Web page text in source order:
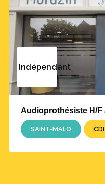
Indépendant
Audioprothésiste H/
SAINT-MALO CDI